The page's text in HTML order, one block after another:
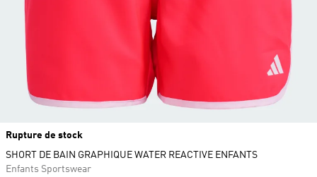
Rupture de stock
SHORT DE BAIN GRAPHIQUE WATER REACTIVE ENFANTS
Enfants Sportswear